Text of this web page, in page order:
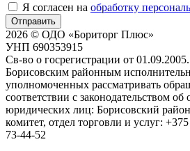
Я согласен на обработку
Отправить
2026 © ОДО «Бориторг Плюс»
УНП 690353915
Св-во о госрегистрации от
Борисовским районным
уполномоченных рассматривать
соответствии с законодательством
юридических лиц: Борисовский
комитет, отдел торговли и услуг:
73-44-52